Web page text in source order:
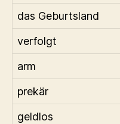
das Geburtsland
verfolgt
arm
prekär
geldlos